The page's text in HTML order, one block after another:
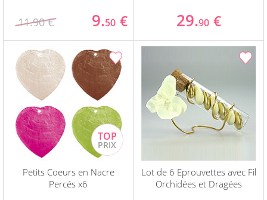
11.90 € 9.50 € 29.90 €
Petits Coeurs en Nacre
Percés x6
Lot de 6 Eprouvettes avec Fil
Orchidées et Dragées